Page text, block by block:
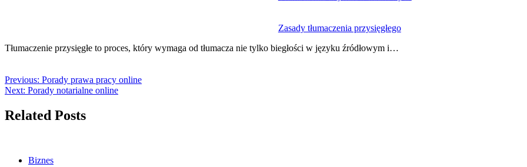
Zasady tłumaczenia przysięgłego
Tłumaczenie przysięgłe to proces, który wymaga od tłumacza nie tylko biegłości w języku źródłowym i…
Previous: Porady prawa pracy online
Next: Porady notarialne online
Related Posts
Biznes